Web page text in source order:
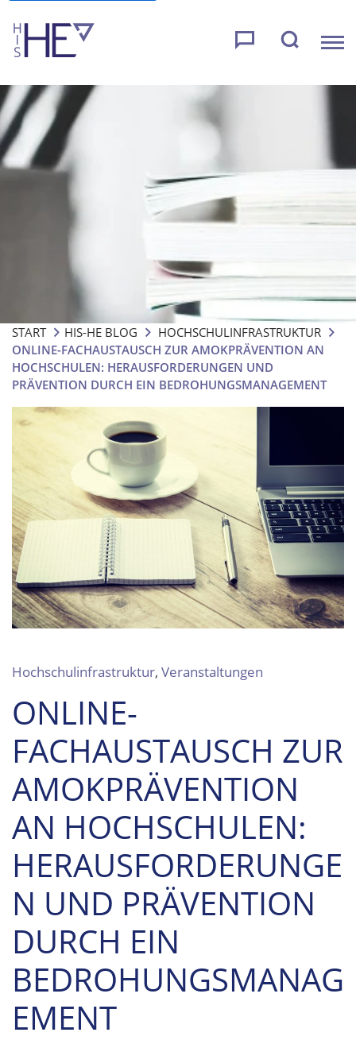
START HIS-HE BLOG
HOCHSCHULINFRASTRUKTUR
ONLINE-FACHAUSTAUSCH ZUR AMOKPRÄVENTION AN
HOCHSCHULEN: HERAUSFORDERUNGEN UND
PRÄVENTION DURCH EIN BEDROHUNGSMANAGEMENT
Hochschulinfrastruktur, Veranstaltungen
ONLINE-
FACHAUSTAUSCH ZUR
AMOKPRÄVENTION
AN HOCHSCHULEN:
HERAUSFORDERUNGE
N UND PRÄVENTION
DURCH EIN
BEDROHUNGSMANAG
EMENT